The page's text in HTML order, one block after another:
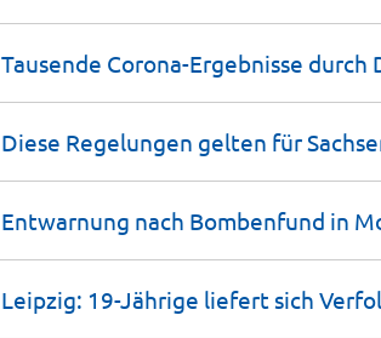
Tausende Corona-Ergebnisse durch
Diese Regelungen gelten für
Entwarnung nach Bombenfund in
Leipzig: 19-Jährige liefert sich